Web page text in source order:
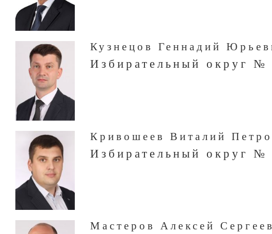
Кузнецов Геннадий
Избирательный округ №
Кривошеев Виталий
Избирательный округ №
Мастеров Алексей